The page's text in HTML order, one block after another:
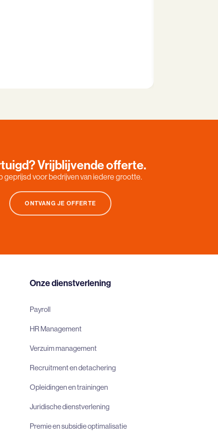
Vrijblijvende offerte.
geprijsd voor bedrijven van iedere grootte.
ONTVANG JE OFFERTE
Onze dienstverlening
Payroll
HR Management
Verzuim management
Recruitment en detachering
Opleidingen en trainingen
Juridische dienstverlening
Premie en subsidie optimalisatie